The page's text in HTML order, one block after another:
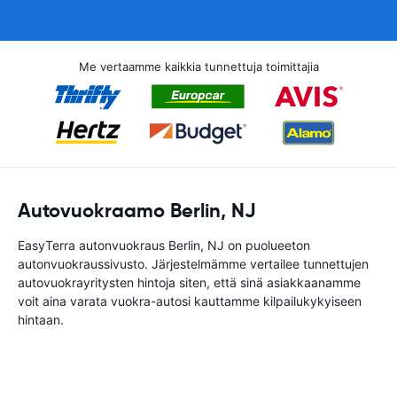
Me vertaamme kaikkia tunnettuja toimittajia
Autovuokraamo Berlin, NJ
EasyTerra autonvuokraus Berlin, NJ on puolueeton
autonvuokraussivusto. Järjestelmämme vertailee tunnettujen
autovuokrayritysten hintoja siten, että sinä asiakkaanamme
voit aina varata vuokra-autosi kauttamme kilpailukykyiseen
hintaan.